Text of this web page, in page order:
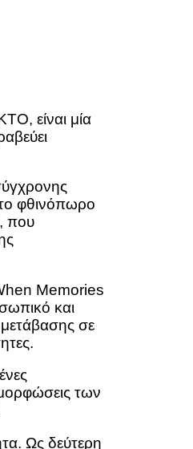
είναι μία
φθινόπωρο
που
Memories
και
μετάβασης σε
των
Ως δεύτερη